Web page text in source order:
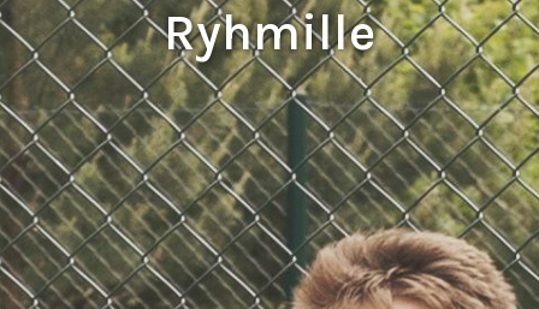
Ryhmille